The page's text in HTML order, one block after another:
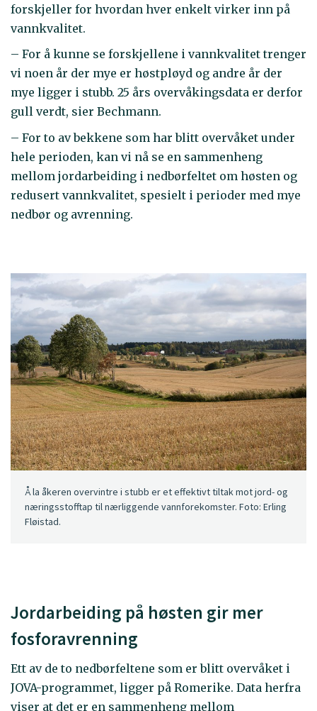
forskjeller for hvordan hver enkelt virker inn på
vannkvalitet.
– For å kunne se forskjellene i vannkvalitet trenger
vi noen år der mye er høstpløyd og andre år der
mye ligger i stubb. 25 års overvåkingsdata er derfor
gull verdt, sier Bechmann.
– For to av bekkene som har blitt overvåket under
hele perioden, kan vi nå se en sammenheng
mellom jordarbeiding i nedbørfeltet om høsten og
redusert vannkvalitet, spesielt i perioder med mye
nedbør og avrenning.
Å la åkeren overvintre i stubb er et effektivt tiltak mot jord- og
næringsstofftap til nærliggende vannforekomster. Foto: Erling
Fløistad.
Jordarbeiding på høsten gir mer
fosforavrenning
Ett av de to nedbørfeltene som er blitt overvåket i
JOVA-programmet, ligger på Romerike. Data herfra
viser at det er en sammenheng mellom